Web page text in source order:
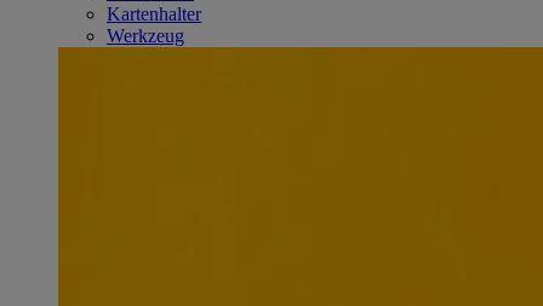
Kartenhalter
Werkzeug